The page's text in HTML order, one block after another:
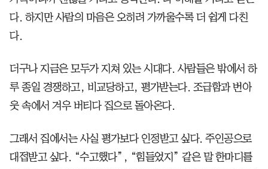
다. 하지만 사람의 마음은 오히려 가까울수록 더 쉽게 다친
다.
더구나 지금은 모두가 지쳐 있는 시대다. 사람들은 밖에서 하
루 종일 경쟁하고, 비교당하고, 평가받는다. 조급함과 번아
웃 속에서 겨우 버티다 집으로 돌아온다.
그래서 집에서는 사실 평가보다 인정받고 싶다. 주인공으로
대접받고 싶다. “수고했다”, “힘들었지” 같은 말 한마디를